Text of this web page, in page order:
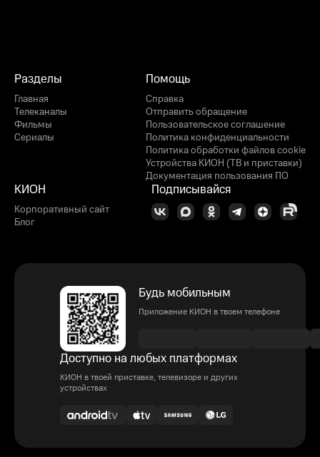
Разделы
Главная
Телеканалы
Фильмы
Сериалы
Помощь
Справка
Отправить обращение
Пользовательское соглашение
Политика конфиденциальности
Политика обработки файлов cookie
Устройства КИОН (ТВ и приставки)
Документация пользования ПО
КИОН
Корпоративный сайт
Блог
Подписывайся
Будь мобильным
Приложение КИОН в твоем телефоне
Доступно на любых платформах
КИОН в твоей приставке, телевизоре и других
устройствах